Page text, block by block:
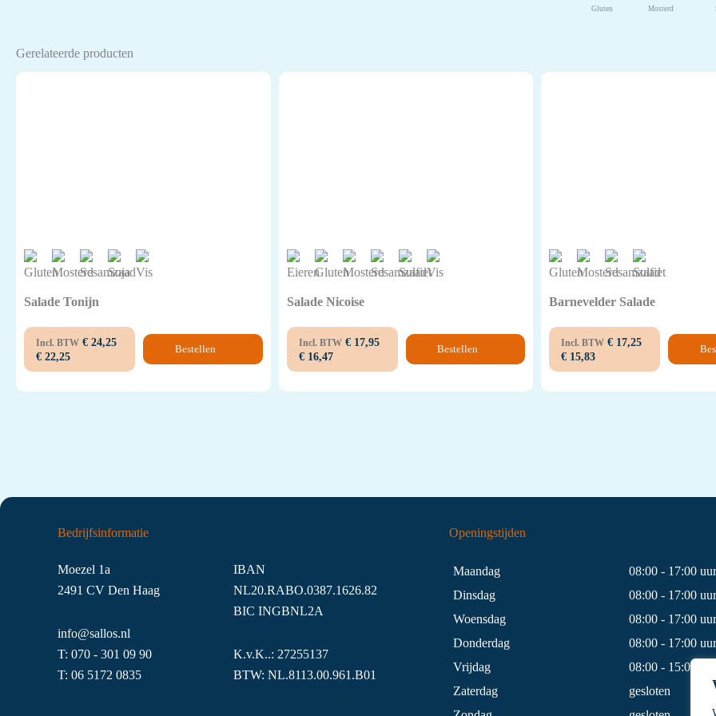
Gluten Mosterd
Gerelateerde producten
Salade Tonijn
Incl. BTW € 24,25
€ 22,25
Bestellen
Salade Nicoise
Incl. BTW €17,95
€16,47
Bestellen
Barnevelder Salade
Incl. BTW € 17,25
€ 15,83
Bedrijfsinformatie
Moezel 1a
2491 CV Den Haag
info@sallos.nl
T: 070 - 301 09 90
T: 06 5172 0835
IBAN
NL20.RABO.0387.1626.82
BIC INGBNL2A
K.v.K..: 27255137
BTW: NL.8113.00.961.B01
Openingstijden
Maandag
08:00 - 17:00 uur
Dinsdag
08:00 - 17:00 uur
Woensdag
08:00 - 17:00 uur
Donderdag
08:00 - 17:00 uur
Vrijdag
08:00 - 15:00 uur
Zaterdag
gesloten